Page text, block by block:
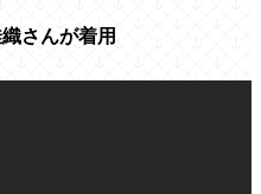
さんが着用